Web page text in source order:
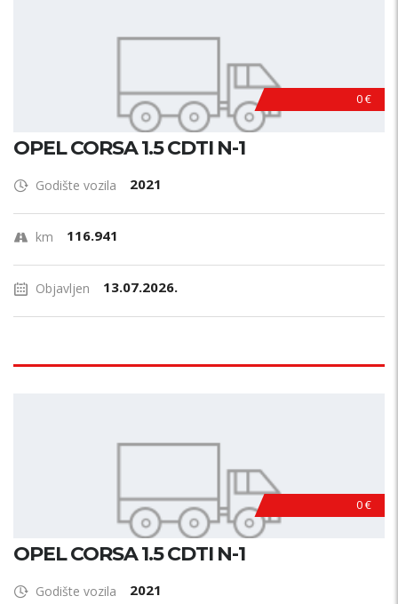
0 €
OPEL CORSA 1.5 CDTI N-1
Godište vozila 2021
km 116.941
Objavljen 13.07.2026.
0 €
OPEL CORSA 1.5 CDTI N-1
Godište vozila 2021